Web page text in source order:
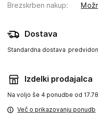
Brezskrben nakup:
Dostava
Standardna dostava
Izdelki prodajalca
Na voljo še 4 ponudbe od
Več o prikazovanju ponudb